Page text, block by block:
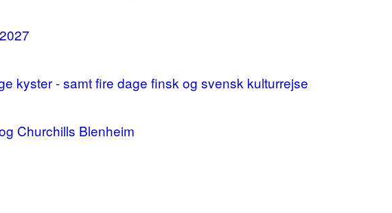
kyster - samt fire dage finsk og svensk kulturrejse
Churchills Blenheim